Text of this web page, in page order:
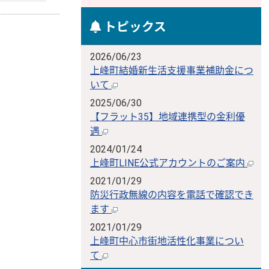
トピックス
2026/06/23
上峰町結婚新生活支援事業補助金につ
いて
2025/06/30
【フラット35】地域連携型の金利優
遇
2024/01/24
上峰町LINE公式アカウントのご案内
2021/01/29
防災行政無線の内容を電話で確認でき
ます
2021/01/29
上峰町中心市街地活性化事業につい
て